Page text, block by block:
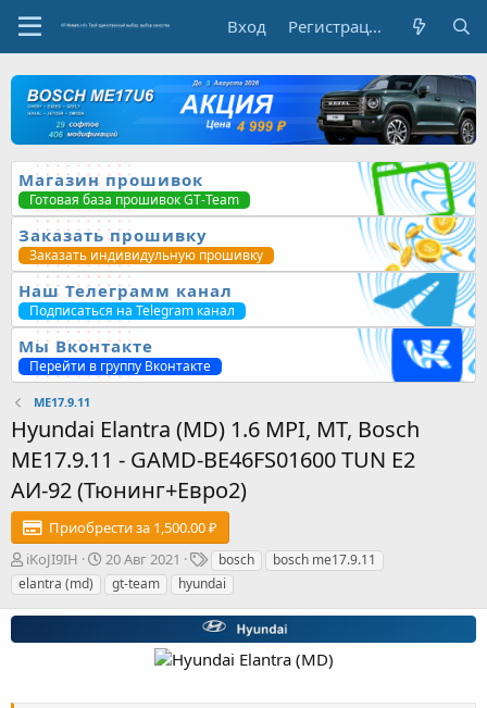
Вход Регистрация
Магазин прошивок
Готовая база прошивок GT-Team
Заказать прошивку
Заказать индивидульную прошивку
Наш Телеграмм канал
Подписаться на Telegram канал
Мы Вконтакте
Перейти в группу Вконтакте
ME17.9.11
Hyundai Elantra (MD) 1.6 MPI, MT, Bosch
ME17.9.11 - GAMD-BE46FS01600 TUN E2
АИ-92 (Тюнинг+Евро2)
Приобрести за 1,500.00 ₽
А
в
т
о
iKoJI9IH
Д
а
т
а
20 Авг 2021
Т
е
г
и
bosch
bosch me17.9.11
elantra (md)
gt-team hyundai